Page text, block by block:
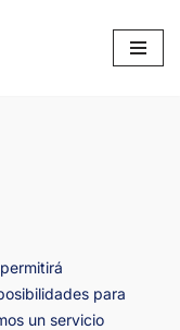
para
un servicio